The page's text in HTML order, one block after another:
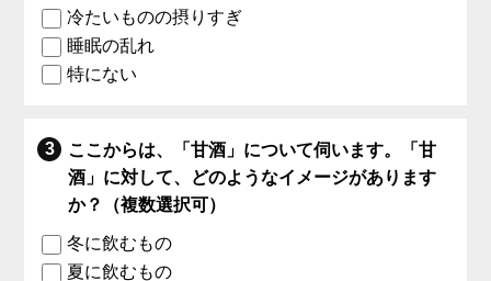
冷たいものの摂りすぎ
睡眠の乱れ
特にない
ここからは、「甘酒」について伺います。「甘
酒」に対して、どのようなイメージがあります
か？（複数選択可）
冬に飲むもの
夏に飲むもの